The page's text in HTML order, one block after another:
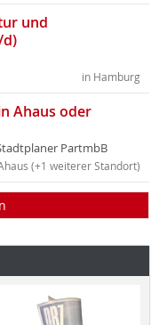
und
in Hamburg
Ahaus oder
PartmbB
(+1 weiterer Standort)